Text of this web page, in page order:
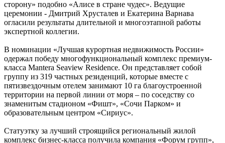
сторону» подобно «Алисе в стране чудес». Ведущие
церемонии - Дмитрий Хрусталев и Екатерина Варнава
огласили результаты длительной и многоэтапной работы
экспертной коллегии.
В номинации «Лучшая курортная недвижимость России»
одержал победу многофункциональный комплекс премиум-
класса Mantera Seaview Residence. Он представляет собой
группу из 319 частных резиденций, которые вместе с
пятизвездочным отелем занимают 10 га благоустроенной
территории на первой линии от моря – по соседству со
знаменитым стадионом «Фишт», «Сочи Парком» и
образовательным центром «Сириус».
Статуэтку за лучший строящийся региональный жилой
комплекс бизнес-класса получила компания «Форум групп»,